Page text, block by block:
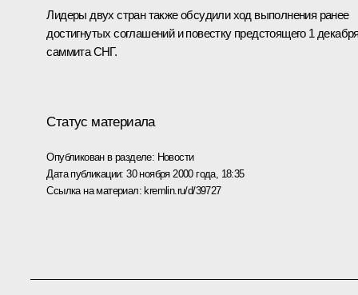
Лидеры двух стран также обсудили ход выполнения ранее
достигнутых соглашений и повестку предстоящего 1
саммита СНГ.
Статус материала
Опубликован в разделе: Новости
Дата публикации:30 ноября 2000 года, 18:35
Ссылка на материал:kremlin.ru/d/39727